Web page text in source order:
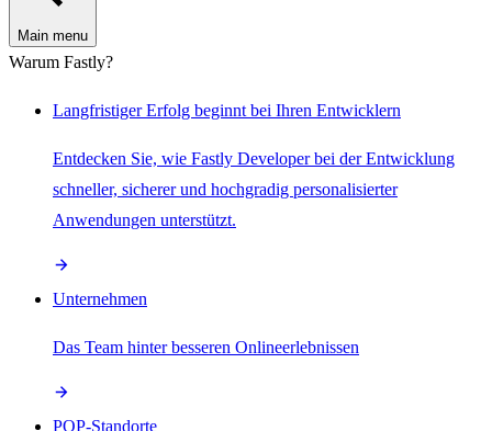
Main menu
Warum Fastly?
Langfristiger Erfolg beginnt bei Ihren Entwicklern
Entdecken Sie, wie Fastly Developer bei der Entwicklung
schneller, sicherer und hochgradig personalisierter
Anwendungen unterstützt.
Unternehmen
Das Team hinter besseren Onlineerlebnissen
POP-Standorte